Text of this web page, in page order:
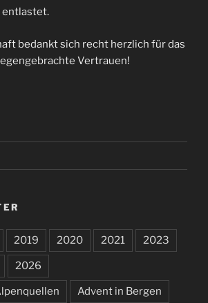
entlastet.
bedankt sich recht herzlich für das
Vertrauen!
2019 2020 2021 2023
2026
Advent in Bergen